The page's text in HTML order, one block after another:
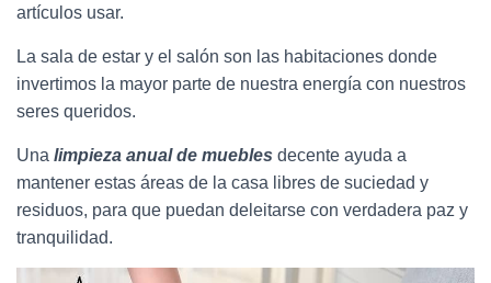
artículos usar.
La sala de estar y el salón son las habitaciones donde
invertimos la mayor parte de nuestra energía con nuestros
seres queridos.
Una limpieza anual de muebles decente ayuda a
mantener estas áreas de la casa libres de suciedad y
residuos, para que puedan deleitarse con verdadera paz y
tranquilidad.